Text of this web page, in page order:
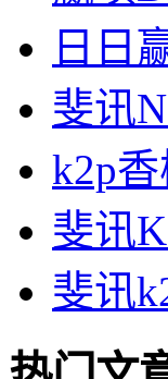
日日
斐讯
k2p
斐讯
斐讯